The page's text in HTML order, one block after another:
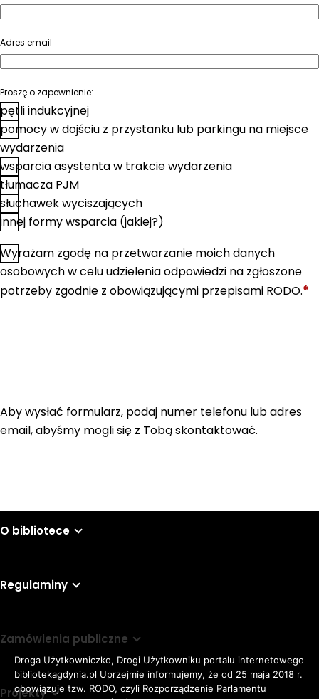
Adres email
Proszę o zapewnienie:
pętli indukcyjnej
pomocy w dojściu z przystanku lub parkingu na miejsce
wydarzenia
wsparcia asystenta w trakcie wydarzenia
tłumacza PJM
słuchawek wyciszających
innej formy wsparcia (jakiej?)
Zgoda*
Wyrażam zgodę na przetwarzanie moich danych
osobowych w celu udzielenia odpowiedzi na zgłoszone
potrzeby zgodnie z obowiązującymi przepisami RODO.*
Aby wysłać formularz, podaj numer telefonu lub adres
email, abyśmy mogli się z Tobą skontaktować.
O bibliotece
Regulaminy
Zamówienia publiczne
Projekty
Droga Użytkowniczko, Drogi Użytkowniku portalu internetowego
bibliotekagdynia.pl Uprzejmie informujemy, że od 25 maja 2018 r.
obowiązuje tzw. RODO, czyli Rozporządzenie Parlamentu